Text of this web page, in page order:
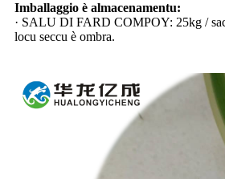
Imballaggio è almacenamentu:
· SALU DI FARD COMPOY: 25kg /
locu seccu è ombra.